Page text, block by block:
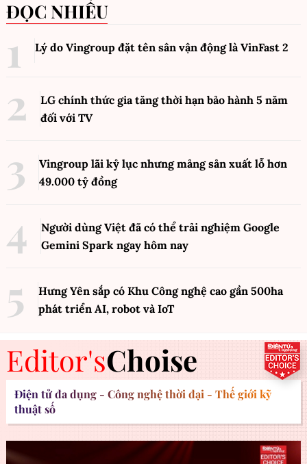
ĐỌC NHIỀU
Lý do Vingroup đặt tên sân vận động là VinFast 2
LG chính thức gia tăng thời hạn bảo hành 5 năm
đối với TV
Vingroup lãi kỷ lục nhưng mảng sản xuất lỗ hơn
49.000 tỷ đồng
Người dùng Việt đã có thể trải nghiệm Google
Gemini Spark ngay hôm nay
Hưng Yên sắp có Khu Công nghệ cao gần 500ha
phát triển AI, robot và IoT
Editor'sChoise
Điện tử đa dụng - Công nghệ thời đại - Thế giới kỹ
thuật số